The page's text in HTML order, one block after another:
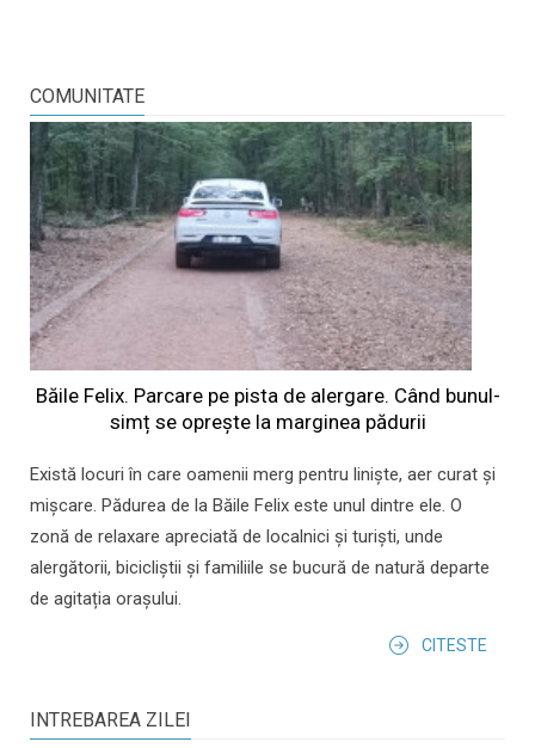
COMUNITATE
Băile Felix. Parcare pe pista de alergare. Când bunul-
simț se oprește la marginea pădurii
Există locuri în care oamenii merg pentru liniște, aer curat și
mișcare. Pădurea de la Băile Felix este unul dintre ele. O
zonă de relaxare apreciată de localnici și turiști, unde
alergătorii, bicicliștii și familiile se bucură de natură departe
de agitația orașului.
CITESTE
INTREBAREA ZILEI